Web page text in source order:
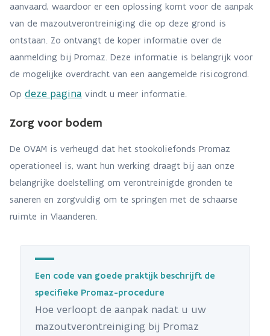
aanvaard, waardoor er een oplossing komt voor de aanpak
van de mazoutverontreiniging die op deze grond is
ontstaan. Zo ontvangt de koper informatie over de
aanmelding bij Promaz. Deze informatie is belangrijk voor
de mogelijke overdracht van een aangemelde risicogrond.
Op deze pagina vindt u meer informatie.
Zorg voor bodem
De OVAM is verheugd dat het stookoliefonds Promaz
operationeel is, want hun werking draagt bij aan onze
belangrijke doelstelling om verontreinigde gronden te
saneren en zorgvuldig om te springen met de schaarse
ruimte in Vlaanderen.
Een code van goede praktijk beschrijft de
specifieke Promaz-procedure
Hoe verloopt de aanpak nadat u uw
mazoutverontreiniging bij Promaz